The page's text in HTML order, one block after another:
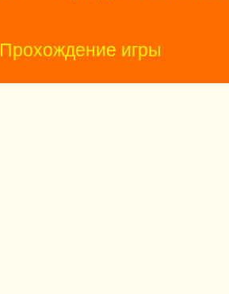
Прохождение игры